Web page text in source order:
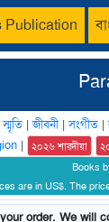
Publication
স্মৃতি |জীবনী|সংগীত |
| ২০২৬ শারদীয়া
Books
are in US$. The
order. We will